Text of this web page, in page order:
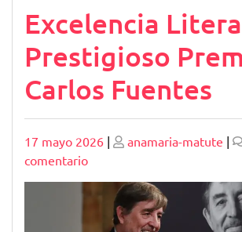
Excelencia
Prestigioso
Carlos Fuentes
Publicado
17 mayo 2026 | Publicado
anamaria-matute |
comentarioen
Excelencia
Literaria: